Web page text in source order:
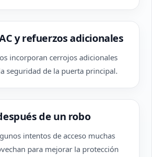
y refuerzos adicionales
incorporan cerrojos adicionales
seguridad de la puerta principal.
de un robo
intentos de acceso muchas
para mejorar la protección